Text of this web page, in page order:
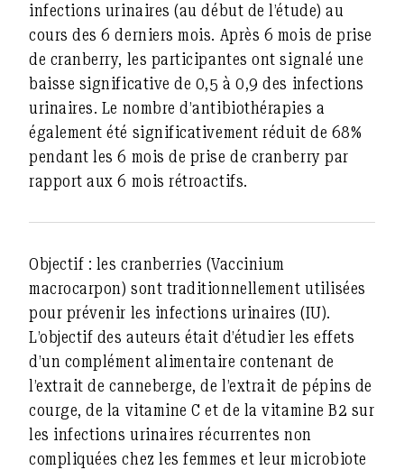
infections urinaires (au début de l’étude) au
cours des 6 derniers mois. Après 6 mois de prise
de cranberry, les participantes ont signalé une
baisse significative de 0,5 à 0,9 des infections
urinaires. Le nombre d’antibiothérapies a
également été significativement réduit de 68%
pendant les 6 mois de prise de cranberry par
rapport aux 6 mois rétroactifs.
Objectif : les cranberries (Vaccinium
macrocarpon) sont traditionnellement utilisées
pour prévenir les infections urinaires (IU).
L’objectif des auteurs était d’étudier les effets
d’un complément alimentaire contenant de
l’extrait de canneberge, de l’extrait de pépins de
courge, de la vitamine C et de la vitamine B2 sur
les infections urinaires récurrentes non
compliquées chez les femmes et leur microbiote